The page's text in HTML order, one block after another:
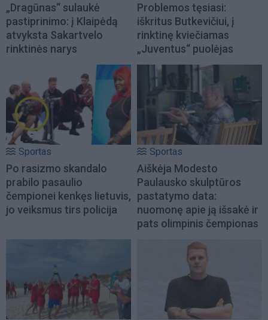
„Dragūnas“ sulaukė
pastiprinimo: į Klaipėdą
atvyksta Sakartvelo
rinktinės narys
Problemos tęsiasi:
iškritus Butkevičiui, į
rinktinę kviečiamas
„Juventus“ puolėjas
Sportas
Po rasizmo skandalo
prabilo pasaulio
čempionei kenkęs lietuvis,
jo veiksmus tirs policija
Sportas
Aiškėja Modesto
Paulausko skulptūros
pastatymo data:
nuomonę apie ją išsakė ir
pats olimpinis čempionas